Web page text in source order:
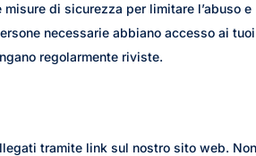
di sicurezza per limitare l’abuso e
necessarie abbiano accesso ai
regolarmente riviste.
tramite link sul nostro sito web.